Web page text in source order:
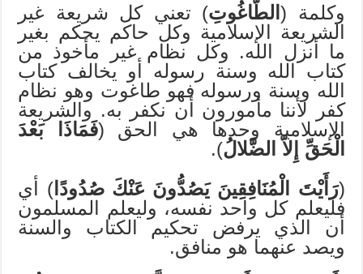
وكلمة (الطَّاغُوتِ) تعني كل شريعة غير
الشريعة الإسلامية وكل حاكم يحكم بغير
ما أنزل الله. وكل نظام غير مأخوذ من
كتاب الله وسنة رسوله أو يخالف كتاب
الله وسنة ورسوله فهو طاغوت وهو نظام
كفر لأننا مأمورون أن نكفر به. والشريعة
الإسلامية وحدها هي الحق (فَمَاذَا بَعْدَ
الْحَقِّ إِلاّ الضَّلالُ).
(رَأَيْتَ الْمُنَافِقِينَ يَصُدُّونَ عَنْكَ صُدُودًا) أي
فليعلم كل واحد نفسه، وليعلم المسلمون
أن الذي يرفض تحكيم الكتاب والسنة
ويصد عنهما هو منافق.